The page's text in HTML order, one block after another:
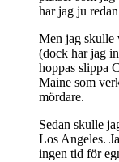
har jag ju
Men jag skulle
(dock har jag
hoppas slippa
Maine som
mördare.
Sedan skulle
Los Angeles.
ingen tid för